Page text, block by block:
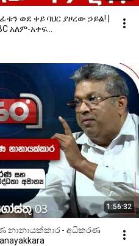
ባህር ያዞረው ኃይል! |
አለም-አቀፍ
1:56:32
නානායක්කාර - අධිකරණ